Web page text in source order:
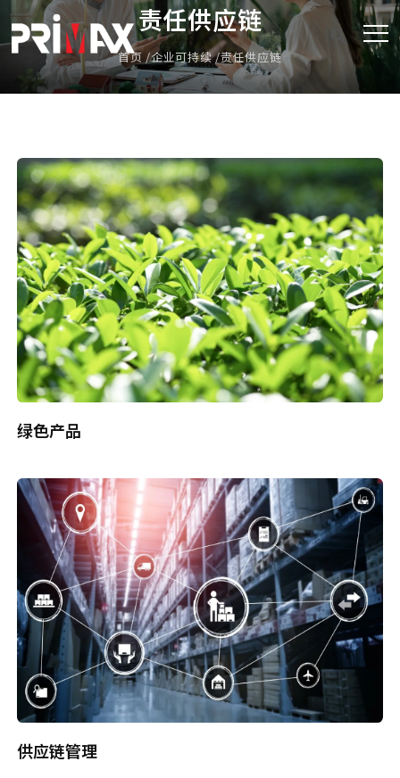
责任供应链
首页 企业可持续 责任供应链
绿色产品
供应链管理